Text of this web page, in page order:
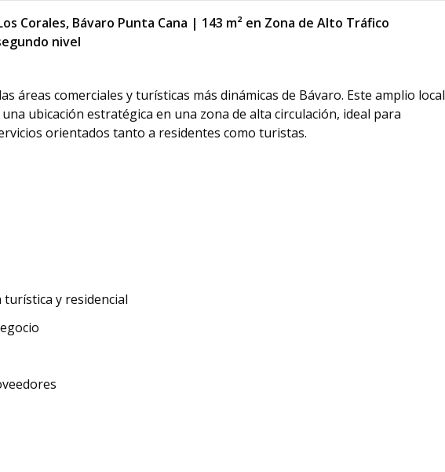
Corales, Bávaro Punta Cana | 143 m² en Zona de Alto Tráfico
nivel
áreas comerciales y turísticas más dinámicas de Bávaro. Este amplio local
ubicación estratégica en una zona de alta circulación, ideal para
orientados tanto a residentes como turistas.
y residencial